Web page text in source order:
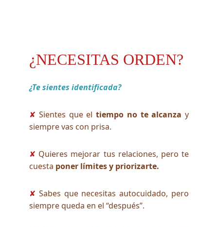
¿NECESITAS ORDEN?
¿Te sientes identificada?
✘ Sientes que el tiempo no te alcanza y
siempre vas con prisa.
✘ Quieres mejorar tus relaciones, pero te
cuesta poner límites y priorizarte.
✘ Sabes que necesitas autocuidado, pero
siempre queda en el “después”.